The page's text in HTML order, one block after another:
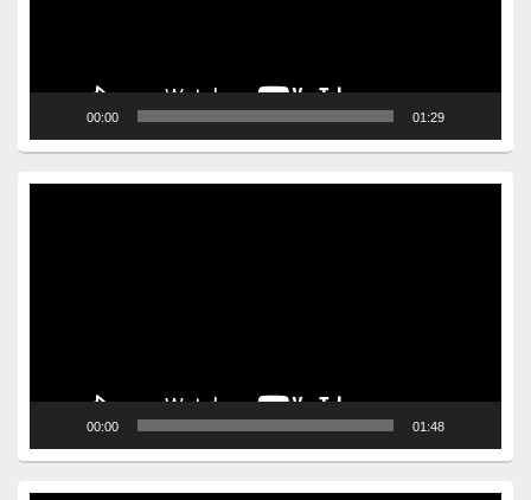
00:00 01:29
00:00 01:48